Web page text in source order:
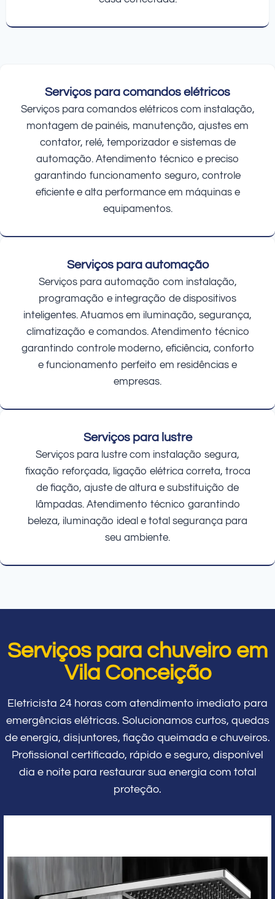
Serviços para comandos elétricos
Serviços para comandos elétricos com instalação,
montagem de painéis, manutenção, ajustes em
contator, relé, temporizador e sistemas de
automação. Atendimento técnico e preciso
garantindo funcionamento seguro, controle
eficiente e alta performance em máquinas e
equipamentos.
Serviços para automação
Serviços para automação com instalação,
programação e integração de dispositivos
inteligentes. Atuamos em iluminação, segurança,
climatização e comandos. Atendimento técnico
garantindo controle moderno, eficiência, conforto
e funcionamento perfeito em residências e
empresas.
Serviços para lustre
Serviços para lustre com instalação segura,
fixação reforçada, ligação elétrica correta, troca
de fiação, ajuste de altura e substituição de
lâmpadas. Atendimento técnico garantindo
beleza, iluminação ideal e total segurança para
seu ambiente.
Serviços para chuveiro em
Vila Conceição
Eletricista 24 horas com atendimento imediato para
emergências elétricas. Solucionamos curtos, quedas
de energia, disjuntores, fiação queimada e chuveiros.
Profissional certificado, rápido e seguro, disponível
dia e noite para restaurar sua energia com total
proteção.